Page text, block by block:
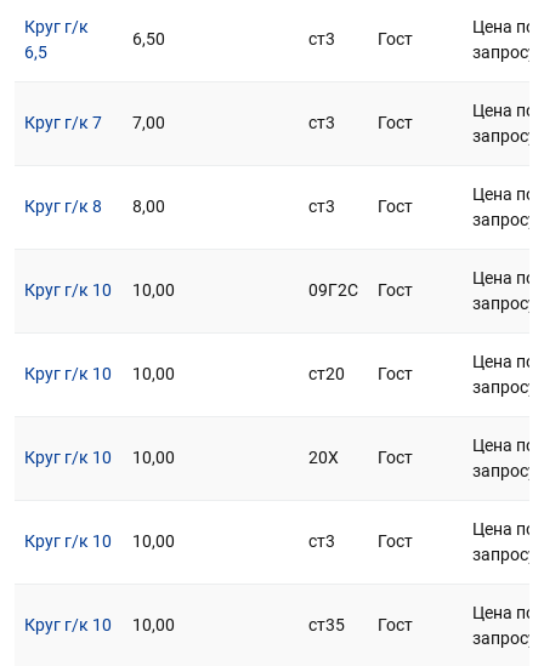
Круг г/к
6,5
6,50 ст3 Гост
Цена по
запросу
Круг г/к 7 7,00 ст3 Гост
Цена по
запросу
Круг г/к 8 8,00 ст3 Гост
Цена по
запросу
Круг г/к 10 10,00 09Г2С Гост
Цена по
запросу
Круг г/к 10 10,00 ст20 Гост
Цена по
запросу
Круг г/к 10 10,00 20Х Гост
Цена по
запросу
Круг г/к 10 10,00 ст3 Гост
Цена по
запросу
Круг г/к 10 10,00 ст35 Гост
Цена по
запросу